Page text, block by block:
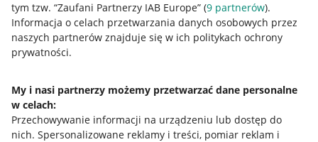
tym tzw. “Zaufani Partnerzy IAB Europe” (9 partnerów).
Informacja o celach przetwarzania danych osobowych przez
naszych partnerów znajduje się w ich politykach ochrony
prywatności.
My i nasi partnerzy możemy przetwarzać dane personalne
w celach:
Przechowywanie informacji na urządzeniu lub dostęp do
nich. Spersonalizowane reklamy i treści, pomiar reklam i
Przydatne informacje
Jak to działa
Allegro Gadane dla sprzedających
Allegro Gadane dla kupujących